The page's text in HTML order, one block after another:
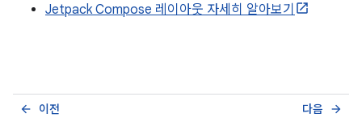
Jetpack Compose 레이아웃 자세히 알아보기
이전
arrow_back 다음 arrow_forward